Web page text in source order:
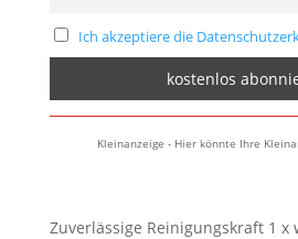
Ich akzeptiere die
Kleinanzeige - Hier könnte Ihre
Zuverlässige Reinigungskraft 1